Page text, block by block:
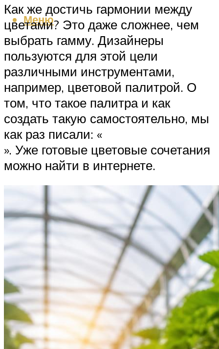
Меню
Как же достичь гармонии между
цветами? Это даже сложнее, чем
выбрать гамму. Дизайнеры
пользуются для этой цели
различными инструментами,
например, цветовой палитрой. О
том, что такое палитра и как
создать такую самостоятельно, мы
как раз писали: «
». Уже готовые цветовые сочетания
можно найти в интернете.